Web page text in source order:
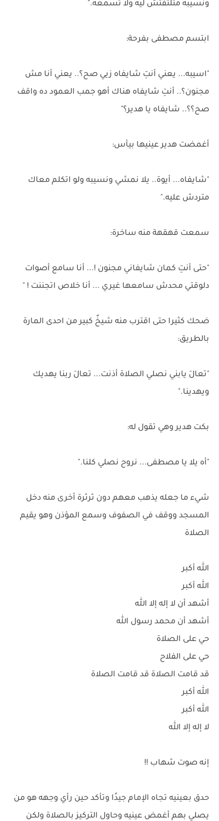
ونسيبه متلتفتش ليه ولا تسمعه."
ابتسم مصطفى بفرحة:
"اسيبه... يعني أنتِ شايفاه زيي صح؟.. يعني أنا مش
مجنون؟.. أنتِ شايفاه هناك أهو جمب العمود ده واقف
صح؟؟.. شايفاه يا هدير؟"
أغمضت هدير عينيها بيأس:
"شايفاه... أيوة.. يلا نمشي ونسيبه ولو اتكلم معاك
متردش عليه."
سمعت قهقهة منه ساخرة:
"حتى أنتِ كمان شايفاني مجنون !... أنا سامع أصوات
دلوقتي محدش سامعها غيري ... أنا خلاص اتجننت ! "
ضحك كثيرا حتى اقترب منه شيخٌ كبير من احدى المارة
بالطريق:
"تعالَ يابني نصلي الصلاة أذنت... تعالَ ربنا يهديك
ويهدينا."
بكت هدير وهي تقول له:
"أه يلا يا مصطفى... نروح نصلي كلنا."
شيء ما جعله يذهب معهم دون ثرثرة أخرى منه دخل
المسجد ووقف في الصفوف وسمع المؤذن وهو يقيم
الصلاة
الله أكبر
الله أكبر
أشهد أن لا إله إلا الله
أشهد أن محمد رسول الله
حي على الصلاة
حي على الفلاح
قد قامت الصلاة قد قامت الصلاة
الله أكبر
الله أكبر
لا إله إلا الله
إنه صوت شهاب !!
حدق بعينيه تجاه الإمام جيدًا وتأكد حين رأي وجهه هو من
يصلي بهم أغمض عينيه وحاول التركيز بالصلاة ولكن